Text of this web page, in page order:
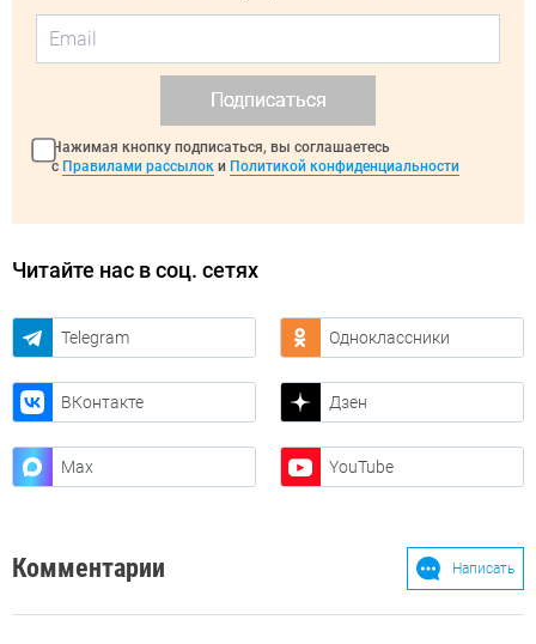
Подписаться
Нажимая кнопку подписаться, вы соглашаетесь
с Правилами рассылок и Политикой конфиденциальности
Читайте нас в соц. сетях
Telegram Одноклассники
ВКонтакте Дзен
Max YouTube
Комментарии Написать